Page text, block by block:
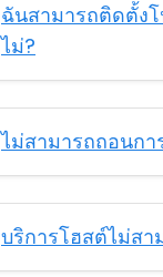
ฉันสามารถติดตั้ง
ไม่?
ไม่สามารถถอนกา
บริการโฮสต์ไม่สา